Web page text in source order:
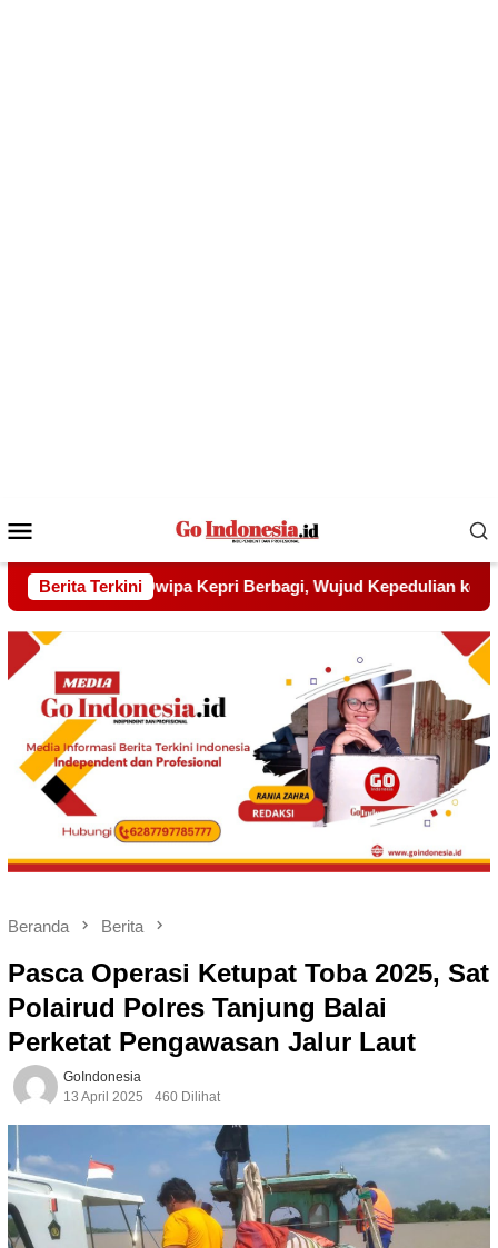
Mobile
Berita Terkini
Kepedulian kepada Pondok Tahfidz Yatim dan Dhuafa Al-
Beranda Berita
Pasca Operasi Ketupat Toba 2025, Sat
Polairud Polres Tanjung Balai
Perketat Pengawasan Jalur Laut
GoIndonesia
13 April 2025
460 Dilihat